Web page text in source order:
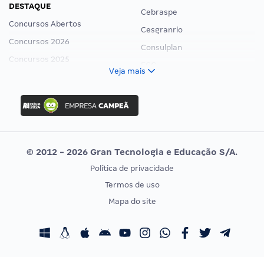
DESTAQUE
Concursos Abertos
Concursos 2026
Concursos 2025
Concurso Ibama
Concurso MPU
Editais publicados
Cebraspe
Cesgranrio
Consulplan
Vunesp
CONCURSOS POR PROFISSÃO
Concursos Fiscais
EXAME DE ORDEM
Calendário OAB
Veja mais
© 2012 - 2026 Gran Tecnologia e Educação S/A.
Política de privacidade
Termos de uso
Mapa do site